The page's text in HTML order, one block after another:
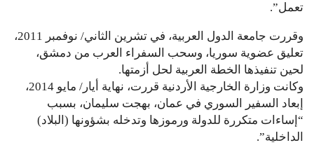
تعمل”.
وقررت جامعة الدول العربية، في تشرين الثاني/ نوفمبر 2011،
تعليق عضوية سوريا، وسحب السفراء العرب من دمشق،
لحين تنفيذها الخطة العربية لحل أزمتها.
وكانت وزارة الخارجية الأردنية قررت، نهاية أيار/ مايو 2014،
إبعاد السفير السوري في عمان، بهجت سليمان، بسبب
“إساءات متكررة للدولة ورموزها وتدخله بشؤونها (البلاد)
الداخلية”.